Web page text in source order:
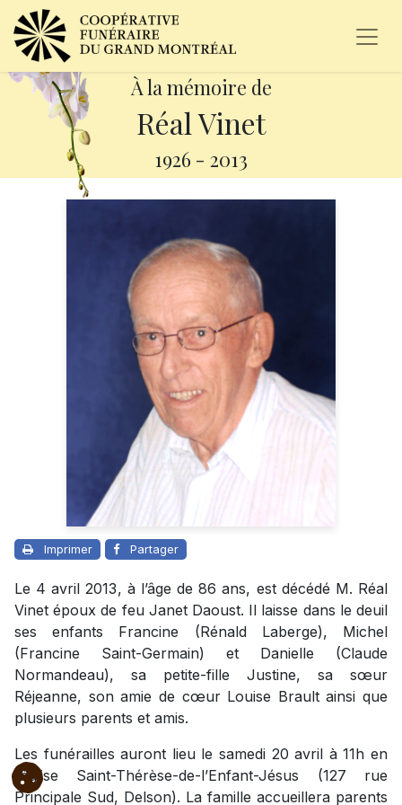
À la mémoire de
Réal Vinet
1926 - 2013
Imprimer Partager
Le 4 avril 2013, à l’âge de 86 ans, est décédé M. Réal
Vinet époux de feu Janet Daoust. Il laisse dans le deuil
ses enfants Francine (Rénald Laberge), Michel
(Francine Saint-Germain) et Danielle (Claude
Normandeau), sa petite-fille Justine, sa sœur
Réjeanne, son amie de cœur Louise Brault ainsi que
plusieurs parents et amis.
Les funérailles auront lieu le samedi 20 avril à 11h en
l’église Saint-Thérèse-de-l’Enfant-Jésus (127 rue
Principale Sud, Delson). La famille accueillera parents